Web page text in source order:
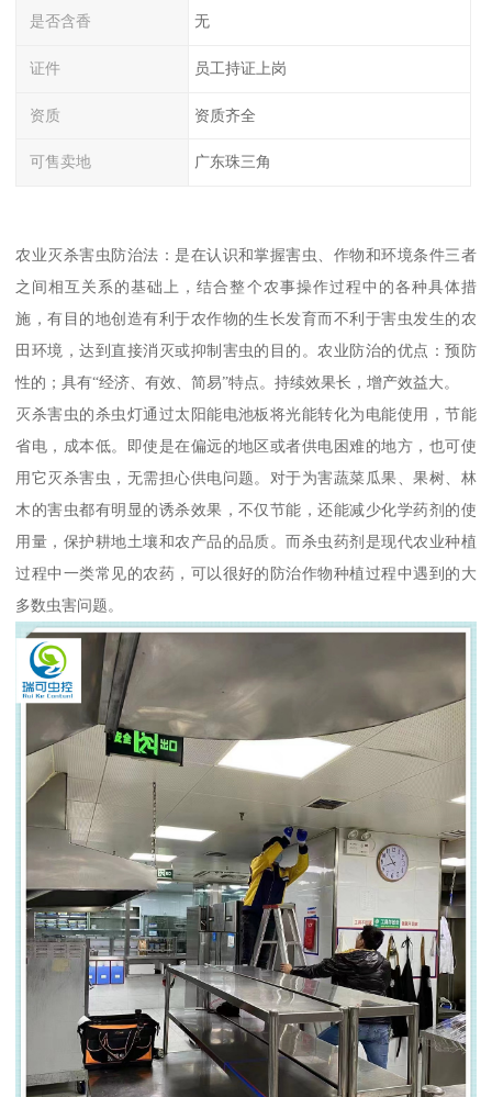
是否含香 无
证件 员工持证上岗
资质 资质齐全
可售卖地 广东珠三角
农业灭杀害虫防治法：是在认识和掌握害虫、作物和环境条件三者
之间相互关系的基础上，结合整个农事操作过程中的各种具体措
施，有目的地创造有利于农作物的生长发育而不利于害虫发生的农
田环境，达到直接消灭或抑制害虫的目的。农业防治的优点：预防
性的；具有“经济、有效、简易”特点。持续效果长，增产效益大。
灭杀害虫的杀虫灯通过太阳能电池板将光能转化为电能使用，节能
省电，成本低。即使是在偏远的地区或者供电困难的地方，也可使
用它灭杀害虫，无需担心供电问题。对于为害蔬菜瓜果、果树、林
木的害虫都有明显的诱杀效果，不仅节能，还能减少化学药剂的使
用量，保护耕地土壤和农产品的品质。而杀虫药剂是现代农业种植
过程中一类常见的农药，可以很好的防治作物种植过程中遇到的大
多数虫害问题。